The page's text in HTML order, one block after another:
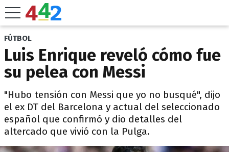
FÚTBOL
Luis Enrique reveló cómo fue
su pelea con Messi
"Hubo tensión con Messi que yo no busqué", dijo
el ex DT del Barcelona y actual del seleccionado
español que confirmó y dio detalles del
altercado que vivió con la Pulga.